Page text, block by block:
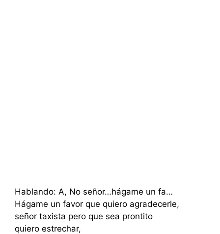
Hablando: A, No señor…hágame un fa…
Hágame un favor que quiero agradecerle,
señor taxista pero que sea prontito
quiero estrechar,